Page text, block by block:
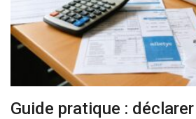
Guide pratique :